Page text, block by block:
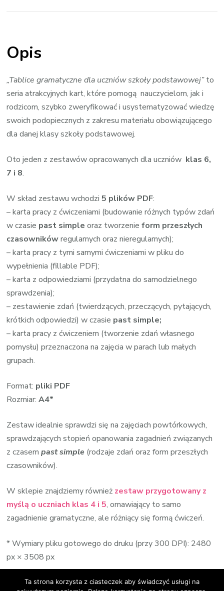
Opis
„Tablice gramatyczne dla uczniów szkoły podstawowej”to
seria atrakcyjnych kart, które pomogą nauczycielom, jak i
rodzicom, szybko zweryfikować i usystematyzować wiedzę
swoich podopiecznych z zakresu materiału obowiązującego
dla danej klasy szkoły podstawowej.
Oto jeden z zestawów opracowanych dla uczniów klas 6,
7 i 8.
W skład zestawu wchodzi5 plików PDF:
– karta pracy z ćwiczeniami (budowanie różnych typów zdań
w czasie past simpleoraz tworzenieform przeszłych
czasownikówregularnych oraz nieregularnych);
– karta pracy z tymi samymi ćwiczeniami w pliku do
wypełnienia (fillable PDF);
– karta z odpowiedziami (przydatna do samodzielnego
sprawdzenia);
– zestawienie zdań (twierdzących, przeczących, pytających,
krótkich odpowiedzi) w czasie past simple;
– karta pracy z ćwiczeniem (tworzenie zdań własnego
pomysłu) przeznaczona na zajęcia w parach lub małych
grupach.
Format: pliki PDF
Rozmiar:A4*
Zestaw idealnie sprawdzi się na zajęciach powtórkowych,
sprawdzających stopień opanowania zagadnień związanych
z czasempast simple (rodzaje zdań oraz form przeszłych
czasowników).
W sklepie znajdziemy również zestaw przygotowany z
myślą o uczniach klas 4 i 5, omawiający to samo
zagadnienie gramatyczne, ale różniący się formą ćwiczeń.
* Wymiary pliku gotowego do druku (przy 300 DPI): 2480
px × 3508 px
Ta strona korzysta z ciasteczek aby świadczyć usługi na